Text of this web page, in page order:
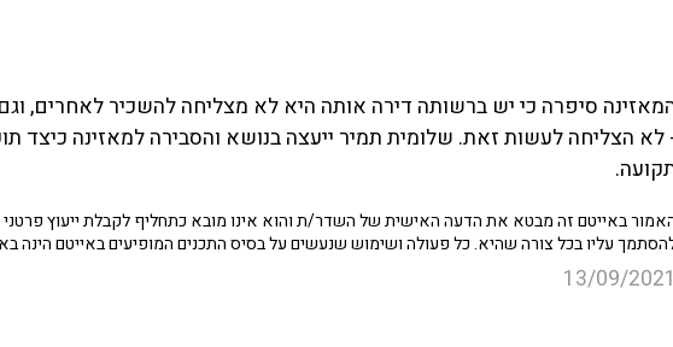
סיפרה כי יש ברשותה דירה אותה היא לא מצליחה להשכיר לאחרים,
לא הצליחה לעשות זאת. שלומית תמיר ייעצה בנושא והסבירה למאזינה כיצד
באייטם זה מבטא את הדעה האישית של השדר/ת והוא אינו מובא כתחליף לקבלת ייעוץ
עליו בכל צורה שהיא. כל פעולה ושימוש שנעשים על בסיס התכנים המופיעים באייטם
13/09/2021